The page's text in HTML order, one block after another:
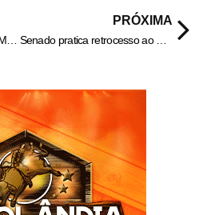
1º ARRAIAL DE VARJÃO COM MUITA FESTA E ANIMAÇÃO E REGASTE DA CULTURA NO MUNICÍPIO APOIDA PELA PREFEITA JULIANA RASSI.
PRÓXIMA
Senado pratica retrocesso ao engavetar projeto que trata da“Desaposentação”